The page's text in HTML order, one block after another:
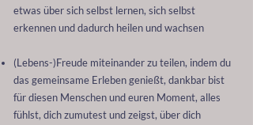
etwas über sich selbst lernen, sich selbst
erkennen und dadurch heilen und wachsen
(Lebens-)Freude miteinander zu teilen, indem du
das gemeinsame Erleben genießt, dankbar bist
für diesen Menschen und euren Moment, alles
fühlst, dich zumutest und zeigst, über dich